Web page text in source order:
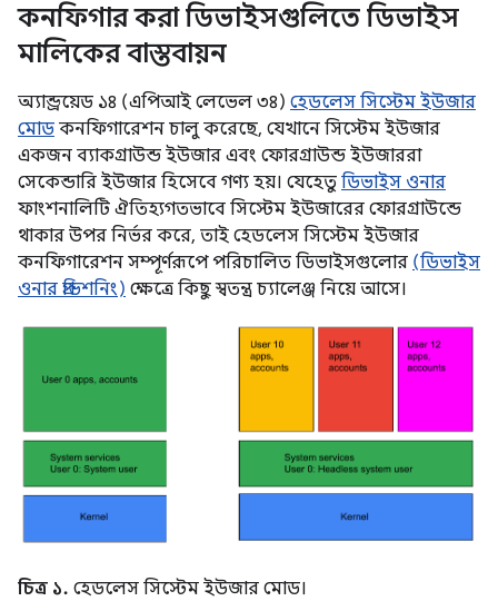
কনফিগার করা ডিভাইসগুলিতে ডিভাইস
মালিকের বাস্তবায়ন
অ্যান্ড্রয়েড ১৪ (এপিআই লেভেল ৩৪) হেডলেস সিস্টেম ইউজার
মোড কনফিগারেশন চালু করেছে, যেখানে সিস্টেম ইউজার
একজন ব্যাকগ্রাউন্ড ইউজার এবং ফোরগ্রাউন্ড ইউজাররা
সেকেন্ডারি ইউজার হিসেবে গণ্য হয়। যেহেতু ডিভাইস ওনার
ফাংশনালিটি ঐতিহ্যগতভাবে সিস্টেম ইউজারের ফোরগ্রাউন্ডে
থাকার উপর নির্ভর করে, তাই হেডলেস সিস্টেম ইউজার
কনফিগারেশন সম্পূর্ণরূপে পরিচালিত ডিভাইসগুলোর (ডিভাইস
ওনার প্রভিশনিং) ক্ষেত্রে কিছু স্বতন্ত্র চ্যালেঞ্জ নিয়ে আসে।
চিত্র ১. হেডলেস সিস্টেম ইউজার মোড।